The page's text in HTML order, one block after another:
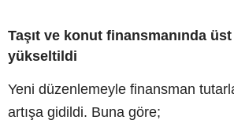
Taşıt ve konut finansmanında
yükseltildi
Yeni düzenlemeyle finansman
artışa gidildi. Buna göre;